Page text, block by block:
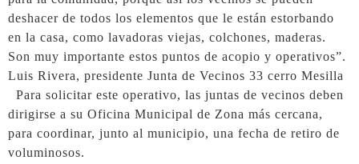
deshacer de todos los elementos que le están estorbando
en la casa, como lavadoras viejas, colchones, maderas.
Son muy importante estos puntos de acopio y operativos”.
Luis Rivera, presidente Junta de Vecinos 33 cerro Mesilla
Para solicitar este operativo, las juntas de vecinos deben
dirigirse a su Oficina Municipal de Zona más cercana,
para coordinar, junto al municipio, una fecha de retiro de
voluminosos.